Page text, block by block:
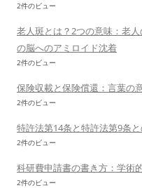
2件のビュー
老人斑とは？2つの意味：老
の脳へのアミロイド沈着
2件のビュー
保険収載と保険償還：言葉の
2件のビュー
特許法第14条と特許法第9条
2件のビュー
科研費申請書の書き方：学術
2件のビュー